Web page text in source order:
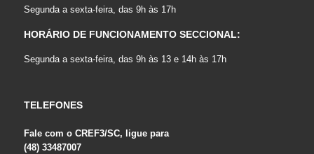
Segunda a sexta-feira, das 9h às 17h
HORÁRIO DE FUNCIONAMENTO SECCIONAL:
Segunda a sexta-feira, das 9h às 13 e 14h às 17h
TELEFONES
Fale com o CREF3/SC, ligue para
(48) 33487007